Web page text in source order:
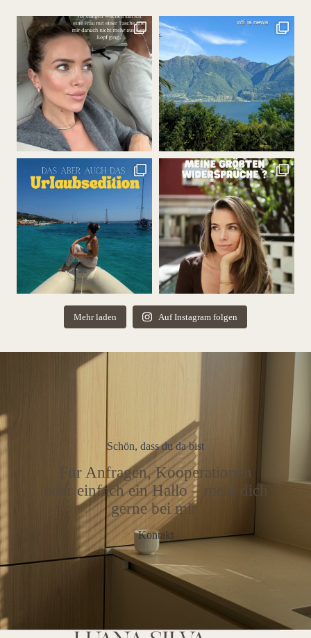
Mehr laden Auf Instagram folgen
Schön, dass du da bist
Für Anfragen, Kooperationen
oder einfach ein Hallo – meld dich
gerne bei mir.
Kontakt